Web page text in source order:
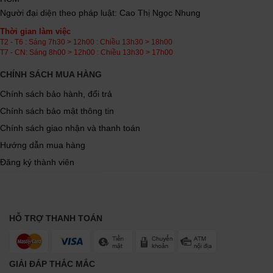
Người đại diện theo pháp luật: Cao Thị Ngọc Nhung
Thời gian làm việc
T2 - T6 : Sáng 7h30 > 12h00 : Chiều 13h30 > 18h00
T7 - CN: Sáng 8h00 > 12h00 : Chiều 13h30 > 17h00
CHÍNH SÁCH MUA HÀNG
Chính sách bảo hành, đổi trả
Chính sách bảo mật thông tin
Chính sách giao nhận và thanh toán
Hướng dẫn mua hàng
Đăng ký thành viên
HỖ TRỢ THANH TOÁN
GIẢI ĐÁP THẮC MẮC